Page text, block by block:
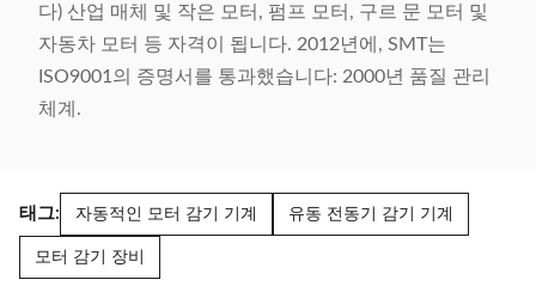
다) 산업 매체 및 작은 모터, 펌프 모터, 구르 문 모터 및
자동차 모터 등 자격이 됩니다. 2012년에, SMT는
ISO9001의 증명서를 통과했습니다: 2000년 품질 관리
체계.
태그: 자동적인 모터 감기 기계 유동 전동기 감기 기계
모터 감기 장비